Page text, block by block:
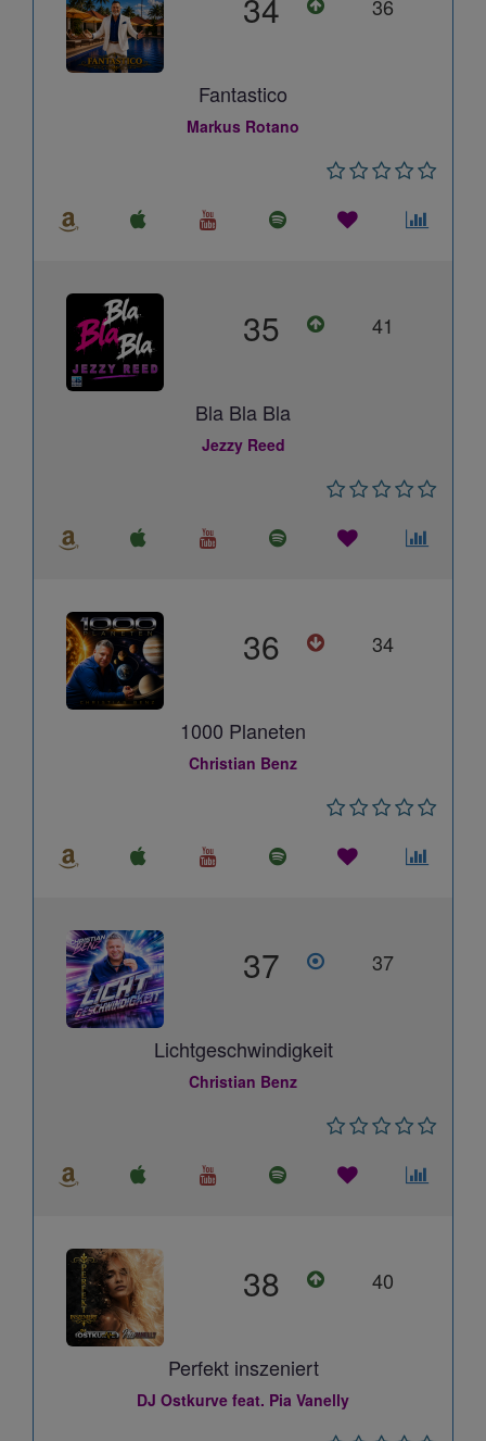
36
Fantastico
Markus Rotano
35 41
Bla Bla Bla
Jezzy Reed
36 34
1000 Planeten
Christian Benz
37 37
Lichtgeschwindigkeit
Christian Benz
38 40
Perfekt inszeniert
DJ Ostkurve feat. Pia Vanelly